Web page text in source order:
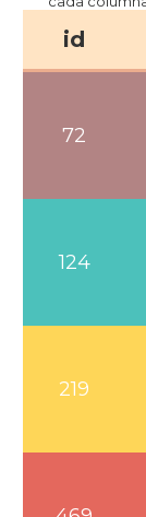
id
72
124
219